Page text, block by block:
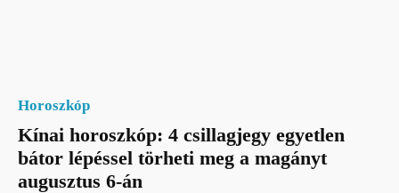
Horoszkóp
Kínai horoszkóp: 4 csillagjegy egyetlen
bátor lépéssel törheti meg a magányt
augusztus 6-án